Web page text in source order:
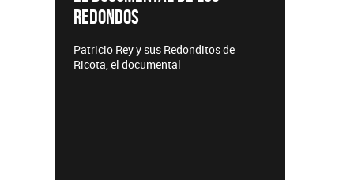
REDONDOS
Patricio Rey y sus Redonditos de
Ricota, el documental